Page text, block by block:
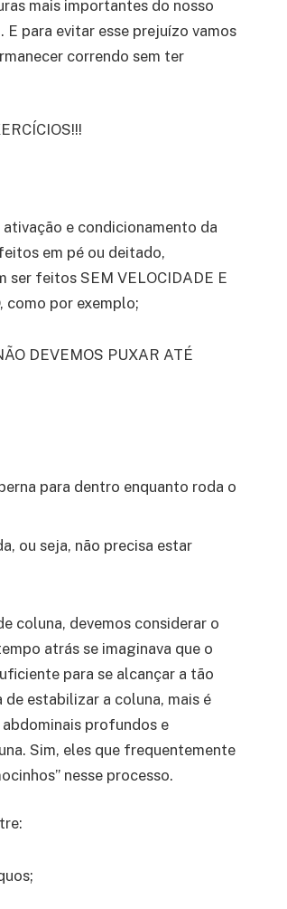
mais importantes do nosso
para evitar esse prejuízo vamos
correndo sem ter
e condicionamento da
em pé ou deitado,
ser feitos SEM VELOCIDADE E
como por exemplo;
DEVEMOS PUXAR ATÉ
para dentro enquanto roda o
ou seja, não precisa estar
coluna, devemos considerar o
atrás se imaginava que o
para se alcançar a tão
estabilizar a coluna, mais é
profundos e
Sim, eles que frequentemente
nesse processo.